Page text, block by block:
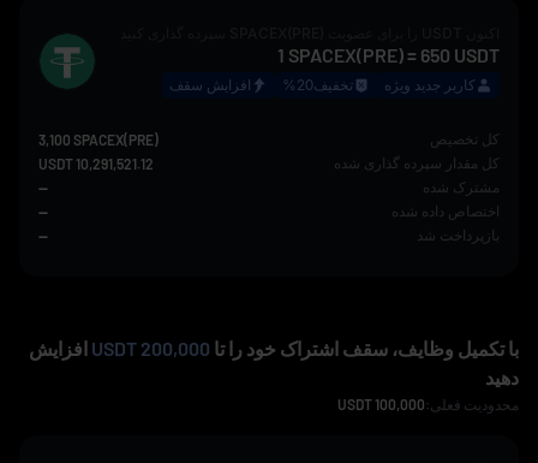
1 SPACEX(PRE)= 650 USDT
کاربر جدید ویژه تخفیف20% افزایش سقف
کل تخصیص 3,100 SPACEX(PRE)
کل مقدار سپرده گذاری شده 10,291,521.12 USDT
مشترک شده --
اختصاص داده شده --
بازپرداخت شد --
با تکمیل وظایف، سقف اشتراک خود را تا 200,000 USDT
افزایش
دهید
محدودیت فعلی:100,000
USDT